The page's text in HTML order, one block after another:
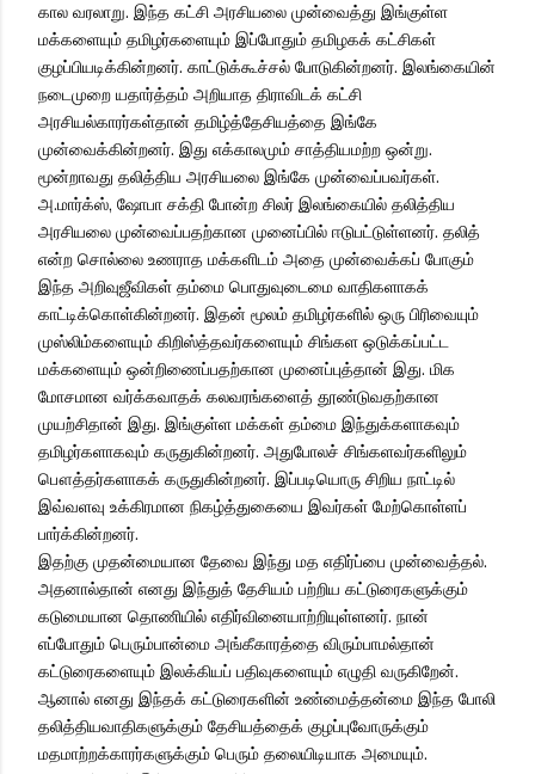
கால வரலாறு. இந்த கட்சி அரசியலை முன்வைத்து இங்குள்ள
மக்களையும் தமிழர்களையும் இப்போதும் தமிழகக் கட்சிகள்
குழப்பியடிக்கின்றனர். காட்டுக்கூச்சல் போடுகின்றனர். இலங்கையின்
நடைமுறை யதார்த்தம் அறியாத திராவிடக் கட்சி
அரசியல்காரர்கள்தான் தமிழ்த்தேசியத்தை இங்கே
முன்வைக்கின்றனர். இது எக்காலமும் சாத்தியமற்ற ஒன்று.
மூன்றாவது தலித்திய அரசியலை இங்கே முன்வைப்பவர்கள்.
அ.மார்க்ஸ், ஷோபா சக்தி போன்ற சிலர் இலங்கையில் தலித்திய
அரசியலை முன்வைப்பதற்கான முனைப்பில் ஈடுபட்டுள்ளனர். தலித்
என்ற சொல்லை உணராத மக்களிடம் அதை முன்வைக்கப் போகும்
இந்த அறிவுஜீவிகள் தம்மை பொதுவுடைமை வாதிகளாகக்
காட்டிக்கொள்கின்றனர். இதன் மூலம் தமிழர்களில் ஒரு பிரிவையும்
முஸ்லிம்களையும் கிறிஸ்த்தவர்களையும் சிங்கள ஒடுக்கப்பட்ட
மக்களையும் ஒன்றிணைப்பதற்கான முனைப்புத்தான் இது. மிக
மோசமான வர்க்கவாதக் கலவரங்களைத் தூண்டுவதற்கான
முயற்சிதான் இது. இங்குள்ள மக்கள் தம்மை இந்துக்களாகவும்
தமிழர்களாகவும் கருதுகின்றனர். அதுபோலச் சிங்களவர்களிலும்
பௌத்தர்களாகக் கருதுகின்றனர். இப்படியொரு சிறிய நாட்டில்
இவ்வளவு உக்கிரமான நிகழ்த்துகையை இவர்கள் மேற்கொள்ளப்
பார்க்கின்றனர்.
இதற்கு முதன்மையான தேவை இந்து மத எதிர்ப்பை முன்வைத்தல்.
அதனால்தான் எனது இந்துத் தேசியம் பற்றிய கட்டுரைகளுக்கும்
கடுமையான தொணியில் எதிர்வினையாற்றியுள்ளனர். நான்
எப்போதும் பெரும்பான்மை அங்கீகாரத்தை விரும்பாமல்தான்
கட்டுரைகளையும் இலக்கியப் பதிவுகளையும் எழுதி வருகிறேன்.
ஆனால் எனது இந்தக் கட்டுரைகளின் உண்மைத்தன்மை இந்த போலி
தலித்தியவாதிகளுக்கும் தேசியத்தைக் குழப்புவோருக்கும்
மதமாற்றக்காரர்களுக்கும் பெரும் தலையிடியாக அமையும்.